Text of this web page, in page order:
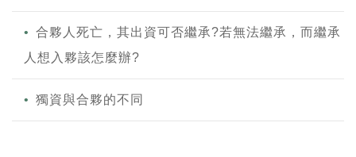
合夥人死亡，其出資可否繼承?若無法繼承，而繼承
人想入夥該怎麼辦?
獨資與合夥的不同